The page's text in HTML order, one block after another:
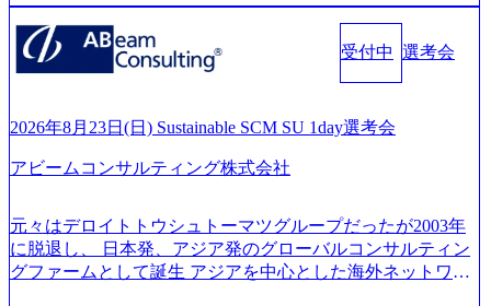
527843-d227-4df8-b86c-5587f843fdf6_1200x471.webp https://stor
age.googleapis.com/our-vision-production.appspot.com/public/imag
es/20251030164946_dc0888f6-0539-4887-84d7-34c8d8544226_1
200x666.webp 年間100億円規模の投資の元、10以上もの新規
能 社内転職が活発であり、多様なスキルを1社で身に着ける
ことが可能 事業開発・運用を内包かする「オールインハウ
ス」型の組織体。社内スカウトや社内公募制度を用いて主
165942_70f09968-1b27-43e6-b849-1cd107c4f488_1200x698.web
p ## 働き方／WLB／待遇 内装8億円超のかっこいいオフィ
スがあり、 働き甲斐のあるランキング、新卒注目ランキン
るグローバル化」「資生堂グループのDX化支援」「ヴィヴ
ィアン・ウエストウッドの製品開発」など多岐にわたる コ
ンサルティング活動のみならず、2021年にはKDDIと合弁会
社「ARISE analytics」を設立し、人工知能とデータアナリテ
ジタル人材育成の支援も盛んに行う 採用資料 (https://www.ac
2/Accenture-Recruiting-Brochure.pdf#zoom=50) 女性の活躍につ
rs/corporate/document/women-brochure.pdf#zoom=50) 社員発信
のキャリアブログ (https://www.accenture.com/jp-ja/blogs/japan-
careers-blog) 江川社長が語る「105点経営」 (https://business.ni
kkei.com/atcl/gen/19/00604/021600008/) 規模拡大で成功する理
受付中 選考会
2026年8月23日(日) Sustainable SCM SU 1day選考会
アビームコンサルティング株式会社
元々はデロイトトウシュトーマツグループだったが2003年
に脱退し、 日本発、アジア発のグローバルコンサルティン
グファームとして誕生 アジアを中心とした海外ネットワー